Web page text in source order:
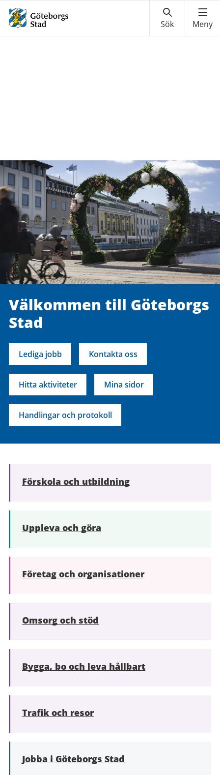
Välkommen till Göteborgs
Stad
Lediga jobb Kontakta oss
Hitta aktiviteter Mina sidor
Handlingar och protokoll
Förskola och utbildning
Uppleva och göra
Företag och organisationer
Omsorg och stöd
Bygga, bo och leva hållbart
Trafik och resor
Jobba i Göteborgs Stad